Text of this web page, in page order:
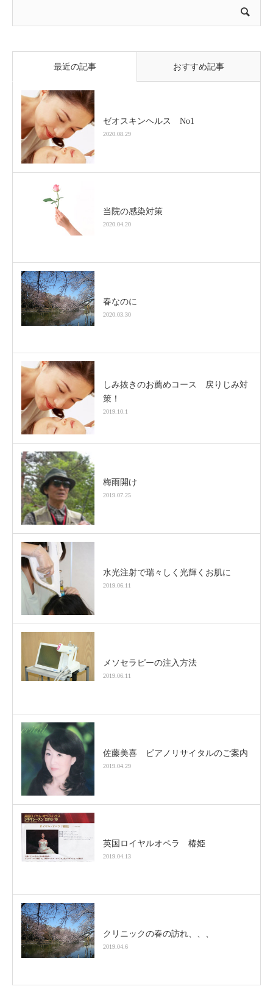
最近の記事 おすすめ記事
ゼオスキンヘルス No1
2020.08.29
当院の感染対策
2020.04.20
春なのに
2020.03.30
しみ抜きのお薦めコース 戻りじみ対
策！
2019.10.1
梅雨開け
2019.07.25
水光注射で瑞々しく光輝くお肌に
2019.06.11
メソセラピーの注入方法
2019.06.11
佐藤美喜 ピアノリサイタルのご案内
2019.04.29
英国ロイヤルオペラ 椿姫
2019.04.13
クリニックの春の訪れ、、、
2019.04.6